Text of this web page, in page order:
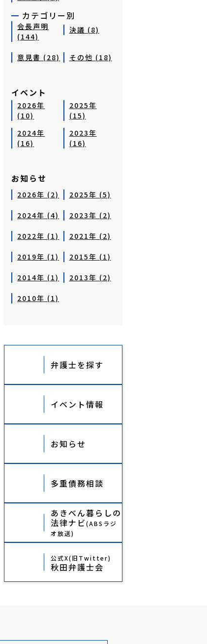
カテゴリー別
会長声明
(144)
決議 (8)
意見書 (28) その他 (18)
イベント
2026年
(10)
2025年
(15)
2024年
(16)
2023年
(16)
お知らせ
2026年 (2) 2025年 (5)
2024年 (4) 2023年 (2)
2022年 (1) 2021年 (2)
2019年 (1) 2015年 (1)
2014年 (1) 2013年 (2)
2010年 (1)
弁護士を探す
イベント情報
お知らせ
多重債務相談
あきべん暮らしの
法律ナビ(ABSラジ
オ放送)
公式X(旧Twitter)
秋田弁護士会